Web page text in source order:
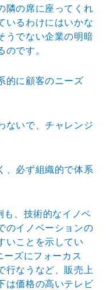
隣の席に座ってくれ
いるわけにはいかな
うでない企業の明暗
のです。
的に顧客のニーズ
ないで、チャレンジ
、必ず組織的で体系
も、技術的なイノベ
のイノベーションの
いことを示してい
ズにフォーカス
行なうなど、販売上
は価格の高いテレビ